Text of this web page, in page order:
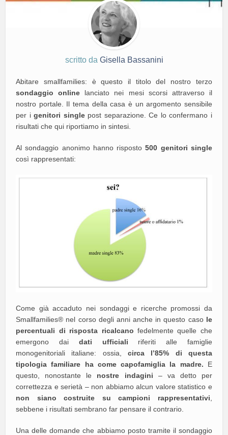
scritto da Gisella Bassanini
Abitare smallfamilies: è questo il titolo del nostro terzo
sondaggio online lanciato nei mesi scorsi attraverso il
nostro portale. Il tema della casa è un argomento sensibile
per igenitori singlepost separazione. Ce lo confermano i
risultati che qui riportiamo in sintesi.
Al sondaggio anonimo hanno risposto500 genitori single
così rappresentati:
Come già accaduto nei sondaggi e ricerche promossi da
Smallfamilies® nel corso degli anni anche in questo caso le
percentuali di risposta ricalcano fedelmente quelle che
emergono dai dati ufficiali riferiti alle famiglie
monogenitoriali italiane: ossia, circa l’85% di questa
tipologia familiare ha come capofamiglia la madre. E
questo, nonostante le nostre indagini – va detto per
correttezza e serietà – non abbiamo alcun valore statistico e
non siano costruite su campioni rappresentativi
sebbene i risultati sembrano far pensare il contrario.
Una delle domande che abbiamo posto tramite il sondaggio